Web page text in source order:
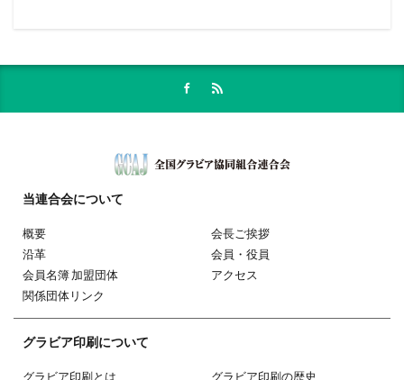
当連合会について
概要
会長ご挨拶
沿革
会員・役員
会員名簿 加盟団体
アクセス
関係団体リンク
グラビア印刷について
グラビア印刷とは
グラビア印刷の歴史